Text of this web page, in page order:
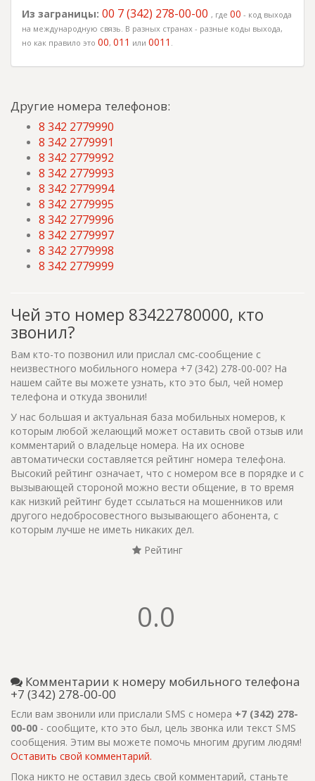
Из заграницы: 00 7 (342) 278-00-00 , где 00 - код выхода
на международную связь. В разных странах - разные коды выхода,
но как правило это 00, 011 или 0011 .
Другие номера телефонов:
8 342 2779990
8 342 2779991
8 342 2779992
8 342 2779993
8 342 2779994
8 342 2779995
8 342 2779996
8 342 2779997
8 342 2779998
8 342 2779999
Чей это номер 83422780000, кто
звонил?
Вам кто-то позвонил или прислал смс-сообщение с
неизвестного мобильного номера +7 (342) 278-00-00? На
нашем сайте вы можете узнать, кто это был, чей номер
телефона и откуда звонили!
У нас большая и актуальная база мобильных номеров, к
которым любой желающий может оставить свой отзыв или
комментарий о владельце номера. На их основе
автоматически составляется рейтинг номера телефона.
Высокий рейтинг означает, что с номером все в порядке и с
вызывающей стороной можно вести общение, в то время
как низкий рейтинг будет ссылаться на мошенников или
другого недобросовестного вызывающего абонента, с
которым лучше не иметь никаких дел.
Рейтинг
0.0
Комментарии к номеру мобильного телефона
+7 (342) 278-00-00
Если вам звонили или прислали SMS с номера +7 (342) 278-
00-00 - сообщите, кто это был, цель звонка или текст SMS
сообщения. Этим вы можете помочь многим другим людям!
Оставить свой комментарий.
Пока никто не оставил здесь свой комментарий, станьте